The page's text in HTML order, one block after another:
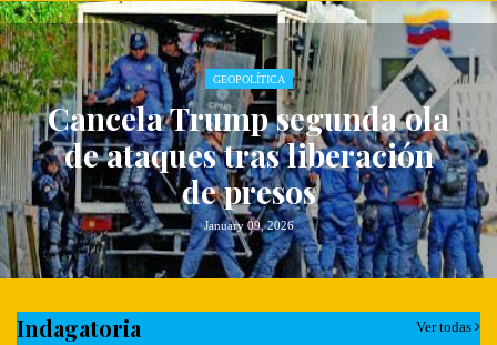
PERIODISTAS
Asesinan a reportero en
Poza Rica Veracruz
January 09, 2026
Indagatoria Ver todas